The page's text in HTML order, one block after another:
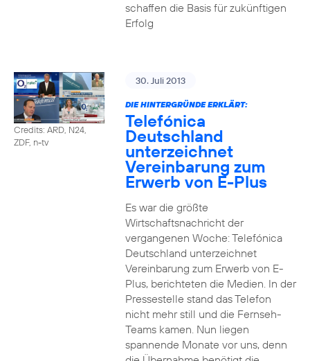
schaffen die Basis für zukünftigen
Erfolg
Credits: ARD, N24,
ZDF, n-tv
30. Juli 2013
DIE HINTERGRÜNDE ERKLÄRT:
Telefónica
Deutschland
unterzeichnet
Vereinbarung zum
Erwerb von E-Plus
Es war die größte
Wirtschaftsnachricht der
vergangenen Woche: Telefónica
Deutschland unterzeichnet
Vereinbarung zum Erwerb von E-
Plus, berichteten die Medien. In der
Pressestelle stand das Telefon
nicht mehr still und die Fernseh-
Teams kamen. Nun liegen
spannende Monate vor uns, denn